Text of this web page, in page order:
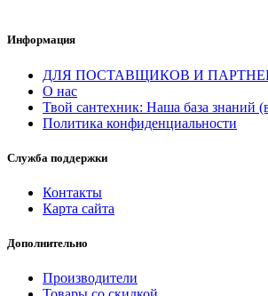
Информация
ДЛЯ ПОСТАВЩИКОВ И
О нас
Твой сантехник: Наша база знаний
Политика конфиденциальности
Служба поддержки
Контакты
Карта сайта
Дополнительно
Производители